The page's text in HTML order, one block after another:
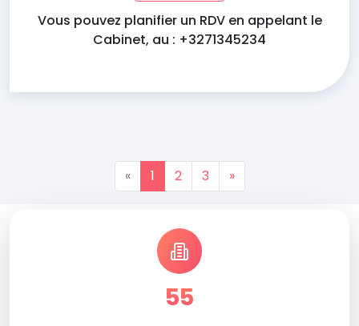
Vous pouvez planifier un RDV en appelant le
Cabinet, au : +3271345234
« 1 2 3 »
55